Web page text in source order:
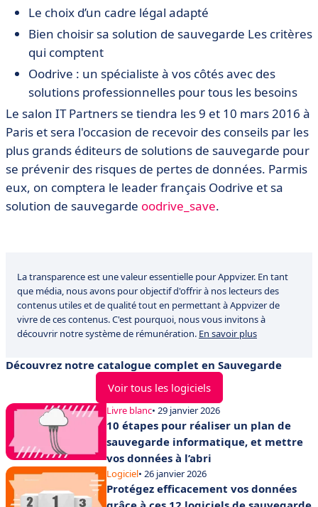
Le choix d’un cadre légal adapté
Bien choisir sa solution de sauvegarde Les critères
qui comptent
Oodrive : un spécialiste à vos côtés avec des
solutions professionnelles pour tous les besoins
Le salon IT Partners se tiendra les 9 et 10 mars 2016 à
Paris et sera l'occasion de recevoir des conseils par les
plus grands éditeurs de solutions de sauvegarde pour
se prévenir des risques de pertes de données. Parmis
eux, on comptera le leader français Oodrive et sa
solution de sauvegarde oodrive_save.
La transparence est une valeur essentielle pour Appvizer. En tant
que média, nous avons pour objectif d'offrir à nos lecteurs des
contenus utiles et de qualité tout en permettant à Appvizer de
vivre de ces contenus. C'est pourquoi, nous vous invitons à
découvrir notre système de rémunération. En savoir plus
Découvrez notre catalogue complet en Sauvegarde
Voir tous les logiciels
Livre blanc• 29 janvier 2026
10 étapes pour réaliser un plan de
sauvegarde informatique, et mettre
vos données à l’abri
Logiciel• 26 janvier 2026
Protégez efficacement vos données